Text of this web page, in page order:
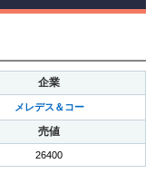
企業
メレデス＆コー
売値
26400